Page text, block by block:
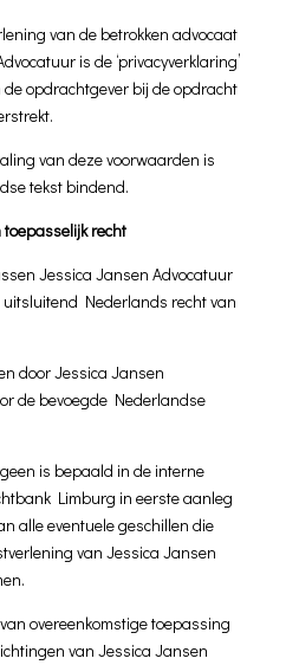
van de betrokken advocaat
is de ‘privacyverklaring’
opdrachtgever bij de opdracht
van deze voorwaarden is
tekst bindend.
recht
Jessica Jansen Advocatuur
Nederlands recht van
Jessica Jansen
de bevoeg­de Nederlandse
is bepaald in de interne
Limburg in eerste aanleg
alle even­tuele geschillen die
van Jessica Jansen
overeenkomstige toepassing
van Jessica Jansen